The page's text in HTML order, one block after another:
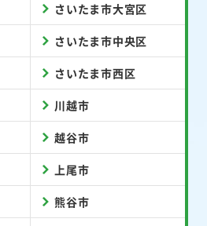
さいたま市大宮区
さいたま市中央区
さいたま市西区
川越市
越谷市
上尾市
熊谷市